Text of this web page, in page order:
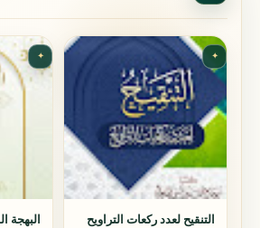
✦
التنقيح لعدد ركعات التراويح
✦
البهجة